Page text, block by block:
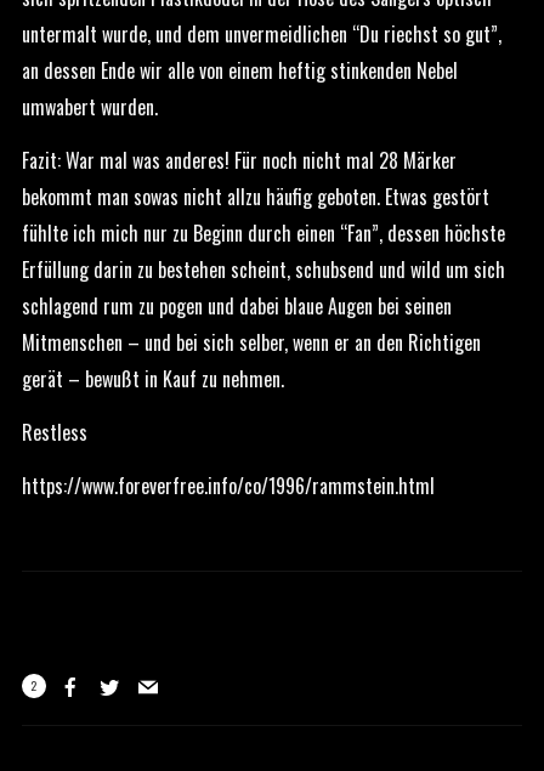
untermalt wurde, und dem unvermeidlichen “Du riechst so gut”,
an dessen Ende wir alle von einem heftig stinkenden Nebel
umwabert wurden.
Fazit: War mal was anderes! Für noch nicht mal 28 Märker
bekommt man sowas nicht allzu häufig geboten. Etwas gestört
fühlte ich mich nur zu Beginn durch einen “Fan”, dessen höchste
Erfüllung darin zu bestehen scheint, schubsend und wild um sich
schlagend rum zu pogen und dabei blaue Augen bei seinen
Mitmenschen – und bei sich selber, wenn er an den Richtigen
gerät – bewußt in Kauf zu nehmen.
Restless
https://www.foreverfree.info/co/1996/rammstein.html
2